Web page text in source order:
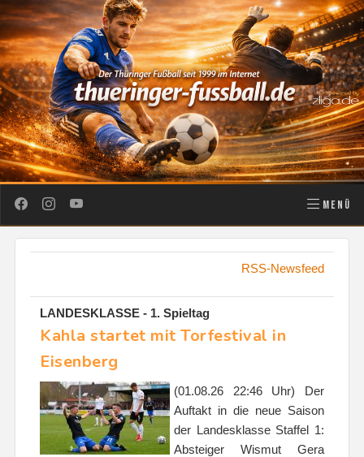
MENÜ
RSS-Newsfeed
LANDESKLASSE - 1. Spieltag
Kahla startet mit Torfestival in
Eisenberg
(01.08.26 22:46 Uhr) Der
Auftakt in die neue Saison
der Landesklasse Staffel 1:
Absteiger Wismut Gera